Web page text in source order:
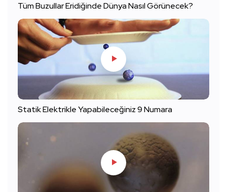
Tüm Buzullar Eridiğinde Dünya Nasıl Görünecek?
Statik Elektrikle Yapabileceğiniz 9 Numara